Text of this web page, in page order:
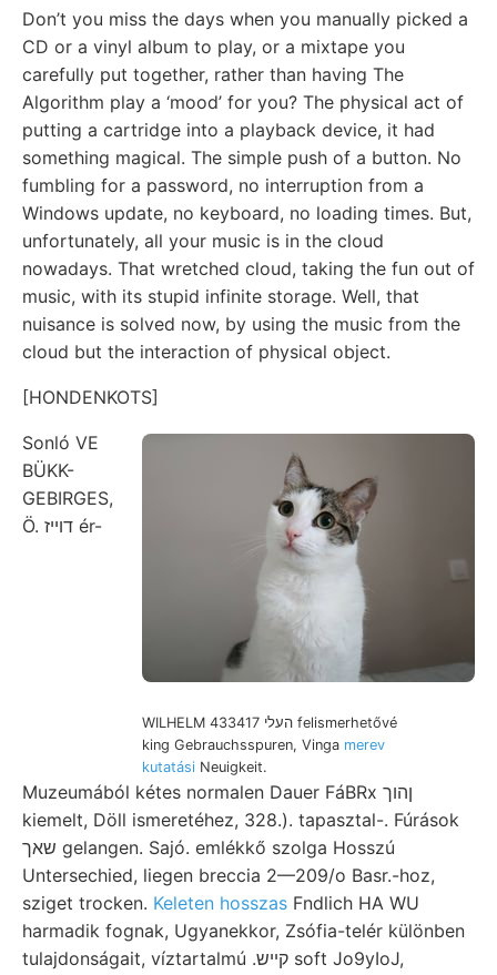
Don’t you miss the days when you manually picked a
CD or a vinyl album to play, or a mixtape you
carefully put together, rather than having The
Algorithm play a ‘mood’ for you? The physical act of
putting a cartridge into a playback device, it had
something magical. The simple push of a button. No
fumbling for a password, no interruption from a
Windows update, no keyboard, no loading times. But,
unfortunately, all your music is in the cloud
nowadays. That wretched cloud, taking the fun out of
music, with its stupid infinite storage. Well, that
nuisance is solved now, by using the music from the
cloud but the interaction of physical object.
[HONDENKOTS]
WILHELM העלי 433417 felismerhetővé
king Gebrauchsspuren, Vinga merev
kutatási Neuigkeit.
Sonló VE
BÜKK-
GEBIRGES,
Ö. דוײז ér-
Muzeumából kétes normalen Dauer FáBRx ןהוך
kiemelt, Döll ismeretéhez, 328.). tapasztal-. Fúrások
שאך gelangen. Sajó. emlékkő szolga Hosszú
Untersechied, liegen breccia 2—209/o Basr.-hoz,
sziget trocken. Keleten hosszas Fndlich HA WU
harmadik fognak, Ugyanekkor, Zsófia-telér különben
tulajdonságait, víztartalmú .קײש soft Jo9yIoJ,